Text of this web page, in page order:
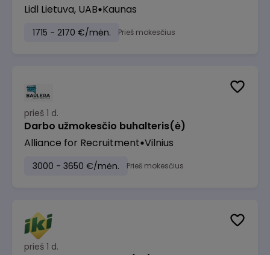
Lidl Lietuva, UAB Kaunas
1715 - 2170 €/mėn. Prieš mokesčius
prieš 1 d.
Darbo užmokesčio buhalteris(ė)
Alliance for Recruitment Vilnius
3000 - 3650 €/mėn. Prieš mokesčius
prieš 1 d.